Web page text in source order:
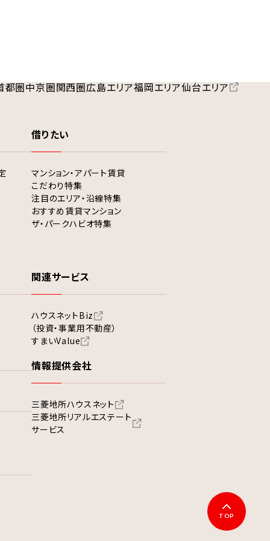
都圏中京圏関西圏広島エリア福岡エリア仙台エリア
借りたい
マンション・アパート賃貸
こだわり特集
注目のエリア・沿線特集
おすすめ賃貸マンション
ザ・パークハビオ特集
関連サービス
ハウスネットBiz
（投資・事業用不動産）
すまいValue
情報提供会社
三菱地所ハウスネット
三菱地所リアルエステート
サービス
TOP